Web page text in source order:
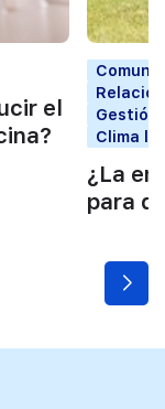
el
Gestión
Clima
¿La
para